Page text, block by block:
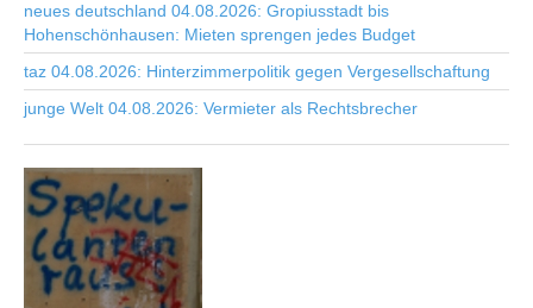
neues deutschland 04.08.2026: Gropiusstadt bis
Hohenschönhausen: Mieten sprengen jedes Budget
taz 04.08.2026: Hinterzimmerpolitik gegen Vergesellschaftung
junge Welt 04.08.2026: Vermieter als Rechtsbrecher